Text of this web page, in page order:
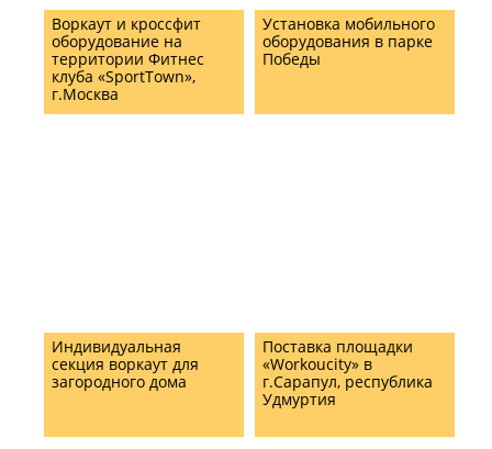
Воркаут и кроссфит
оборудование на
территории Фитнес
клуба «SportTown»,
г.Москва
Установка мобильного
оборудования в парке
Победы
Индивидуальная
секция воркаут для
загородного дома
Поставка площадки
«Workoucity» в
г.Сарапул, республика
Удмуртия